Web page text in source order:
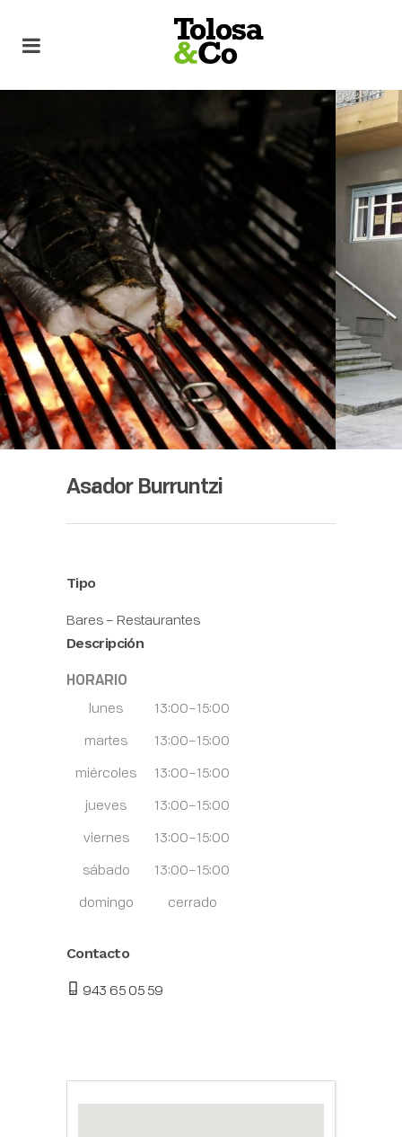
Asador Burruntzi
Tipo
Bares – Restaurantes
Descripción
HORARIO
lunes
13:00–15:00
martes
13:00–15:00
miércoles
13:00–15:00
jueves
13:00–15:00
viernes
13:00–15:00
sábado
13:00–15:00
domingo
cerrado
Contacto
943 65 05 59